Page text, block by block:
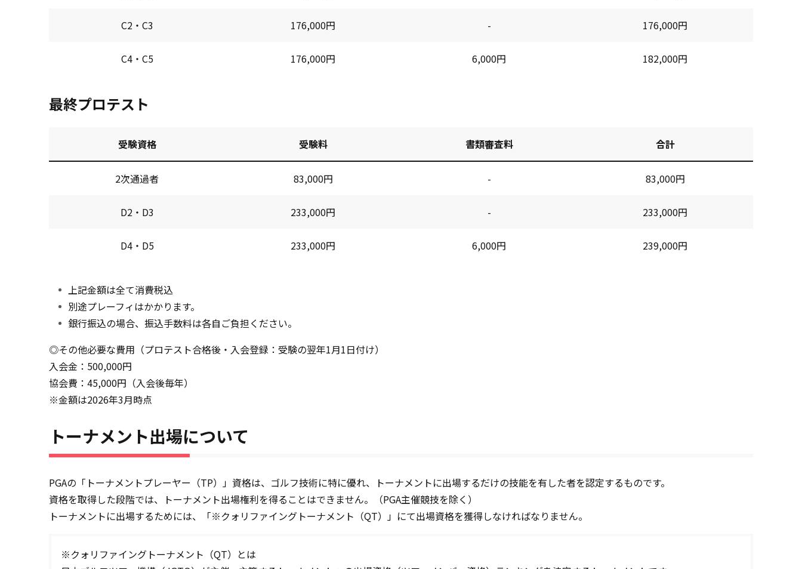
C2・C3 176,000円 - 176,000円
C4・C5 176,000円 6,000円 182,000円
最終プロテスト
受験資格 受験料 書類審査料 合計
2次通過者 83,000円 - 83,000円
D2・D3 233,000円 - 233,000円
D4・D5 233,000円 6,000円 239,000円
上記金額は全て消費税込
別途プレーフィはかかります。
銀行振込の場合、振込手数料は各自ご負担ください。
◎その他必要な費用（プロテスト合格後・入会登録：受験の翌年1月1日付け）
入会金：500,000円
協会費：45,000円（入会後毎年）
※金額は2026年3月時点
トーナメント出場について
PGAの「トーナメントプレーヤー（TP）」資格は、ゴルフ技術に特に優れ、トーナメントに出場するだけの技能を有した者を認定するものです。
資格を取得した段階では、トーナメント出場権利を得ることはできません。（PGA主催競技を除く）
トーナメントに出場するためには、「※クォリファイングトーナメント（QT）」にて出場資格を獲得しなければなりません。
※クォリファイングトーナメント（QT）とは